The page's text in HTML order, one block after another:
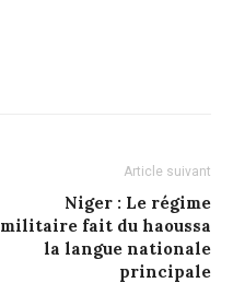
Article suivant
Niger : Le régime
militaire fait du haoussa
la langue nationale
principale